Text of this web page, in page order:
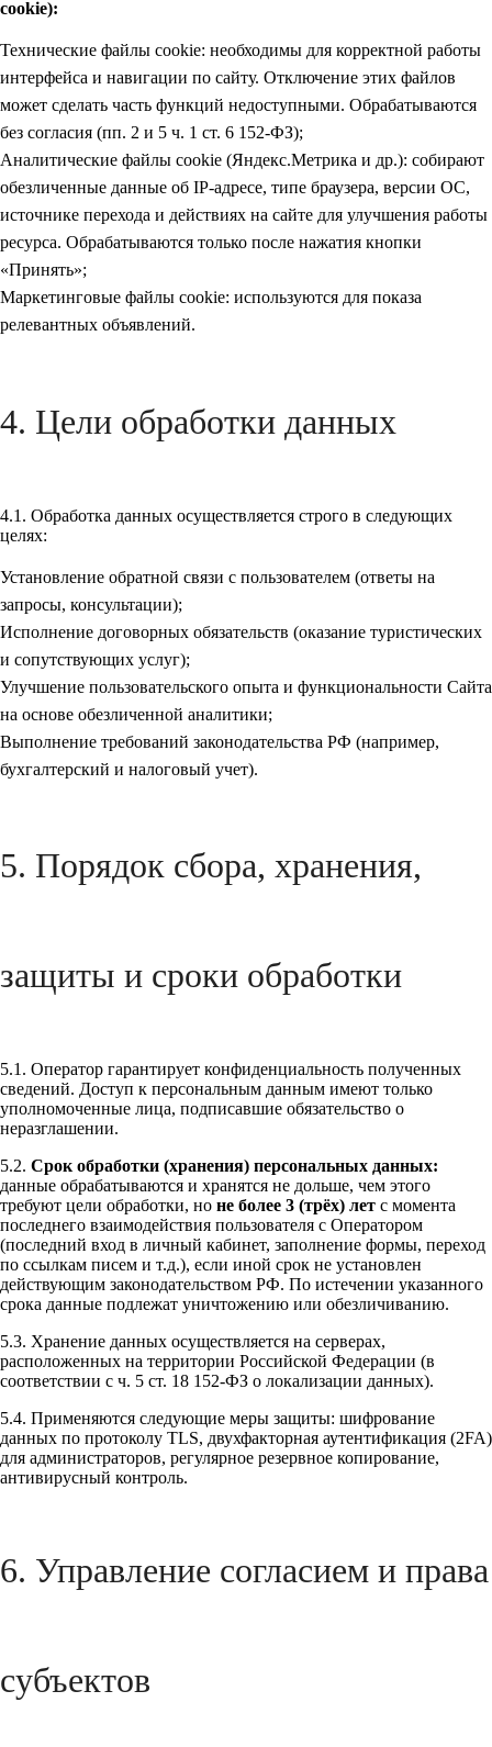
cookie):
Технические файлы cookie: необходимы для корректной работы
интерфейса и навигации по сайту. Отключение этих файлов
может сделать часть функций недоступными. Обрабатываются
без согласия (пп. 2 и 5 ч. 1 ст. 6 152-ФЗ);
Аналитические файлы cookie (Яндекс.Метрика и др.): собирают
обезличенные данные об IP-адресе, типе браузера, версии ОС,
источнике перехода и действиях на сайте для улучшения работы
ресурса. Обрабатываются только после нажатия кнопки
«Принять»;
Маркетинговые файлы cookie: используются для показа
релевантных объявлений.
4. Цели обработки данных
4.1. Обработка данных осуществляется строго в следующих
целях:
Установление обратной связи с пользователем (ответы на
запросы, консультации);
Исполнение договорных обязательств (оказание туристических
и сопутствующих услуг);
Улучшение пользовательского опыта и функциональности Сайта
на основе обезличенной аналитики;
Выполнение требований законодательства РФ (например,
бухгалтерский и налоговый учет).
5. Порядок сбора, хранения,
защиты и сроки обработки
5.1. Оператор гарантирует конфиденциальность полученных
сведений. Доступ к персональным данным имеют только
уполномоченные лица, подписавшие обязательство о
неразглашении.
5.2. Срок обработки (хранения) персональных данных:
данные обрабатываются и хранятся не дольше, чем этого
требуют цели обработки, но не более 3 (трёх) лет с момента
последнего взаимодействия пользователя с Оператором
(последний вход в личный кабинет, заполнение формы, переход
по ссылкам писем и т.д.), если иной срок не установлен
действующим законодательством РФ. По истечении указанного
срока данные подлежат уничтожению или обезличиванию.
5.3. Хранение данных осуществляется на серверах,
расположенных на территории Российской Федерации (в
соответствии с ч. 5 ст. 18 152-ФЗ о локализации данных).
5.4. Применяются следующие меры защиты: шифрование
данных по протоколу TLS, двухфакторная аутентификация (2FA)
для администраторов, регулярное резервное копирование,
антивирусный контроль.
6. Управление согласием и права
субъектов